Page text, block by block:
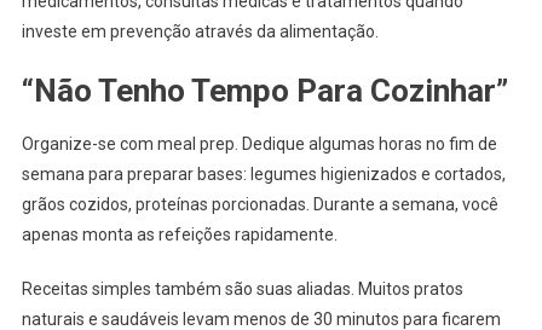
investe em prevenção através da alimentação.
“Não Tenho Tempo Para Cozinhar”
Organize-se com meal prep. Dedique algumas horas no fim de
semana para preparar bases: legumes higienizados e cortados,
grãos cozidos, proteínas porcionadas. Durante a semana, você
apenas monta as refeições rapidamente.
Receitas simples também são suas aliadas. Muitos pratos
naturais e saudáveis levam menos de 30 minutos para ficarem